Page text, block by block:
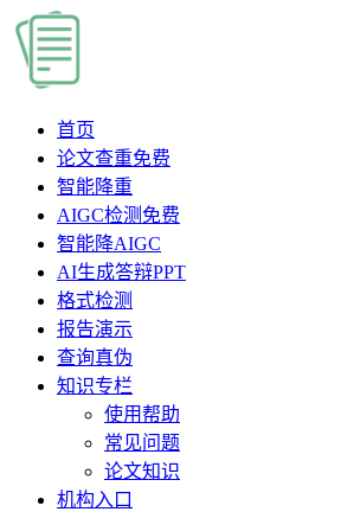
首页
论文查重免费
智能降重
AIGC检测 免费
智能降AIGC
AI生成答辩PPT
格式检测
报告演示
查询真伪
知识专栏
使用帮助
常见问题
论文知识
机构入口